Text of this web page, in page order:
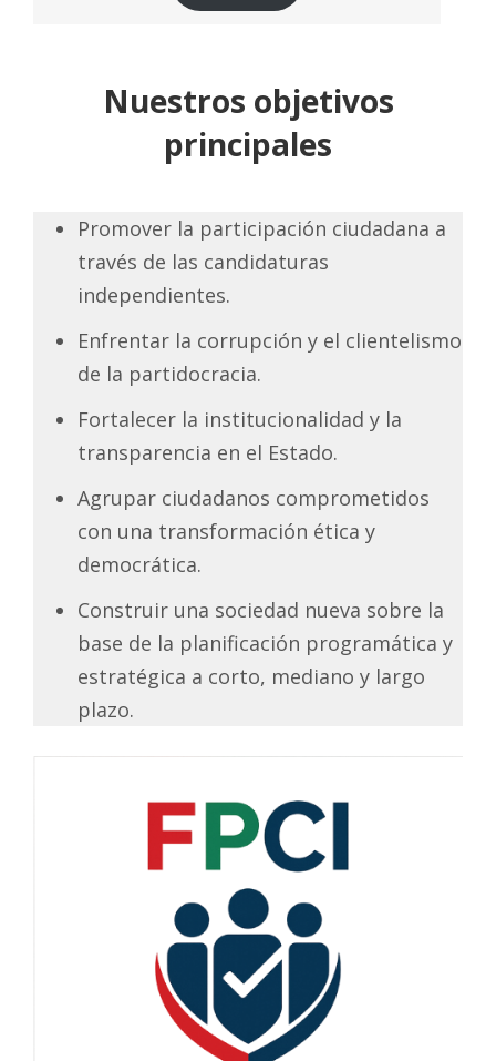
Nuestros objetivos
principales
Promover la participación ciudadana a
través de las candidaturas
independientes.
Enfrentar la corrupción y el clientelismo
de la partidocracia.
Fortalecer la institucionalidad y la
transparencia en el Estado.
Agrupar ciudadanos comprometidos
con una transformación ética y
democrática.
Construir una sociedad nueva sobre la
base de la planificación programática y
estratégica a corto, mediano y largo
plazo.